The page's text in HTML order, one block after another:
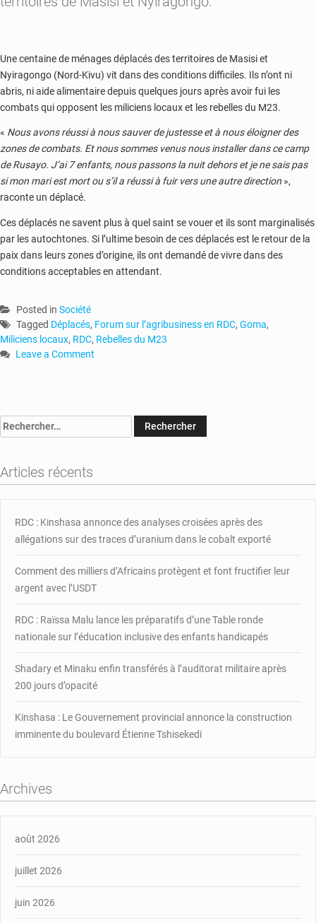
Une centaine de ménages déplacés des territoires de Masisi et
Nyiragongo (Nord-Kivu) vit dans des conditions difficiles. Ils n’ont ni
abris, ni aide alimentaire depuis quelques jours après avoir fui les
combats qui opposent les miliciens locaux et les rebelles du M23.
« Nous avons réussi à nous sauver de justesse et à nous éloigner des
zones de combats. Et nous sommes venus nous installer dans ce camp
de Rusayo. J’ai 7 enfants, nous passons la nuit dehors et je ne sais pas
si mon mari est mort ou s’il a réussi à fuir vers une autre direction »,
raconte un déplacé.
Ces déplacés ne savent plus à quel saint se vouer et ils sont marginalisés
par les autochtones. Si l’ultime besoin de ces déplacés est le retour de la
paix dans leurs zones d’origine, ils ont demandé de vivre dans des
conditions acceptables en attendant.
Posted in Société
Tagged Déplacés, Forum sur l’agribusiness en RDC, Goma,
Miliciens locaux, RDC, Rebelles du M23
Leave a Comment
:
plus
déplacés
vivent
des
difficiles
Rechercher :
Articles récents
RDC : Kinshasa annonce des analyses croisées après des
allégations sur des traces d’uranium dans le cobalt exporté
Comment des milliers d’Africains protègent et font fructifier leur
argent avec l’USDT
RDC : Raïssa Malu lance les préparatifs d’une Table ronde
nationale sur l’éducation inclusive des enfants handicapés
Shadary et Minaku enfin transférés à l’auditorat militaire après
200 jours d’opacité
Kinshasa : Le Gouvernement provincial annonce la construction
imminente du boulevard Étienne Tshisekedi
Archives
août 2026
juillet 2026
juin 2026